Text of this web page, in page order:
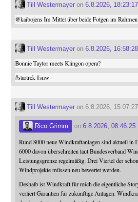
Till Westermayeron 6.8.2026, 18:23:17
@kaibojensIm Mittel über beide Folgen im
Till Westermayeron 6.8.2026, 16:58:28
Bonnie Taylor meets Klingon opera?
#startrek #snw
Till Westermayeron 6.8.2026, 15:07:27
Rico Grimm on 6.8.2026, 08:46:25
Rund 8000 neue Windkraftanlagen sind aktuell in
6000 davon überschreiten laut Bundesverband
Leistungsgrenze regelmäßig. Drei Viertel der
Windprojekte müssen neu bewertet werden.
Deshalb ist Windkraft für mich die eigentliche
verliert Garantien für zukünftige Anlagen.